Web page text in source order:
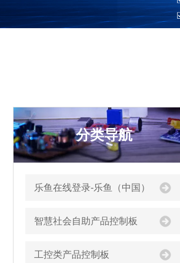
分类导航
乐鱼在线登录-乐鱼（中国）
智慧社会自助产品控制板
工控类产品控制板